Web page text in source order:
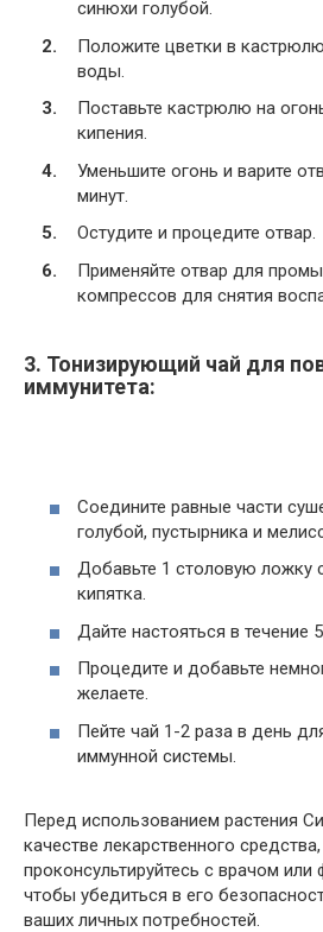
синюхи голубой.
Положите цветки в
воды.
Поставьте кастрюлю на
кипения.
Уменьшите огонь и варите
минут.
Остудите и процедите отвар.
Применяйте отвар для
компрессов для снятия
3. Тонизирующий чай для
иммунитета:
Соедините равные части
голубой, пустырника и
Добавьте 1 столовую ложку
кипятка.
Дайте настояться в течение
Процедите и добавьте
желаете.
Пейте чай 1-2 раза в день
иммунной системы.
Перед использованием растения
качестве лекарственного
проконсультируйтесь с врачом или
чтобы убедиться в его
ваших личных потребностей.